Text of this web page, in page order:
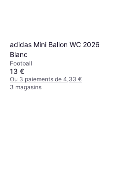
adidas Mini Ballon WC 2026
Blanc
Football
13 €
Ou 3 paiements de 4,33 €
3 magasins